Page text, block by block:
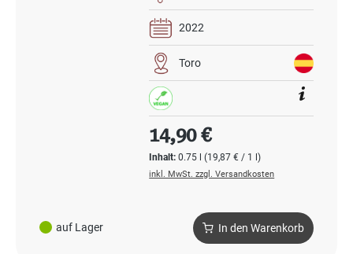
auf Lager
2022
Toro
Inhalt:0.75 l(19,87 € / 1 l)
Regulärer Preis:
14,90 €
inkl. MwSt. zzgl. Versandkosten
In den Warenkorb